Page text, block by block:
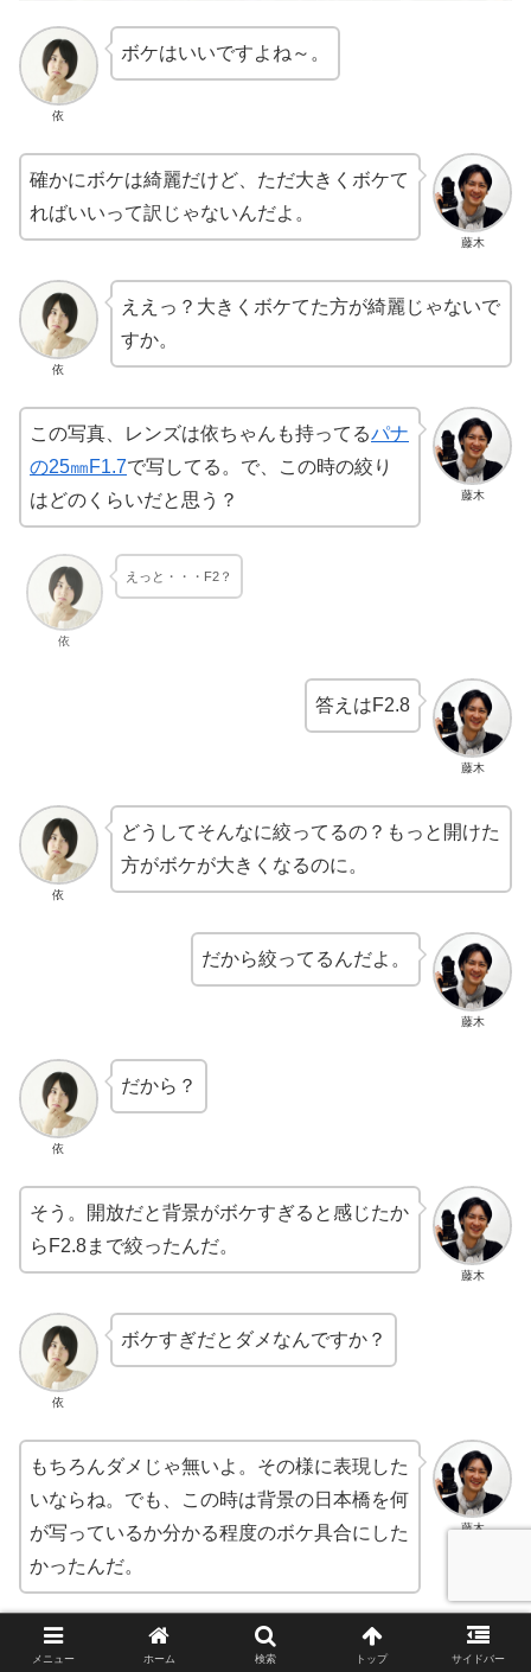
依
ボケはいいですよね～。
藤木
確かにボケは綺麗だけど、ただ大きくボケて
ればいいって訳じゃないんだよ。
依
ええっ？大きくボケてた方が綺麗じゃないで
すか。
藤木
この写真、レンズは依ちゃんも持ってるパナ
の25㎜F1.7で写してる。で、この時の絞り
はどのくらいだと思う？
依
えっと・・・F2？
藤木
答えはF2.8
依
どうしてそんなに絞ってるの？もっと開けた
方がボケが大きくなるのに。
藤木
だから絞ってるんだよ。
依
だから？
藤木
そう。開放だと背景がボケすぎると感じたか
らF2.8まで絞ったんだ。
依
ボケすぎだとダメなんですか？
藤木
もちろんダメじゃ無いよ。その様に表現した
いならね。でも、この時は背景の日本橋を何
が写っているか分かる程度のボケ具合にした
かったんだ。
ちょっと待っててね。
メニュー ホーム 検索 トップ サイドバー